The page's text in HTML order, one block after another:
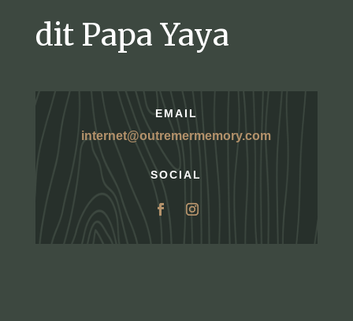
dit Papa Yaya
EMAIL
internet@outremermemory.com
SOCIAL